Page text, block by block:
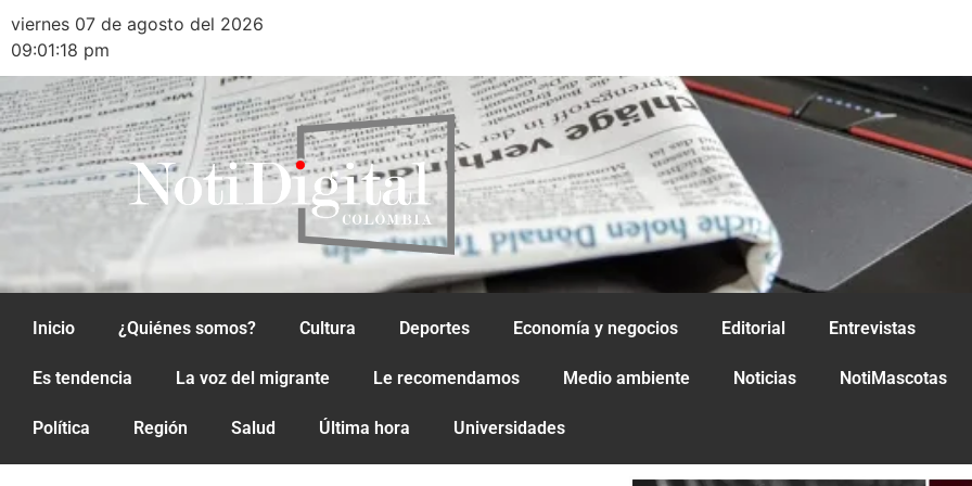
viernes 07 de agosto del 2026
09:01:18 pm
Inicio ¿Quiénes somos? Cultura Deportes Economía y negocios Editorial Entrevistas
Es tendencia La voz del migrante Le recomendamos Medio ambiente Noticias NotiMascotas
Política Región Salud Última hora Universidades